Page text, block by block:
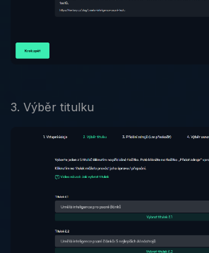
3. Výběr titulku